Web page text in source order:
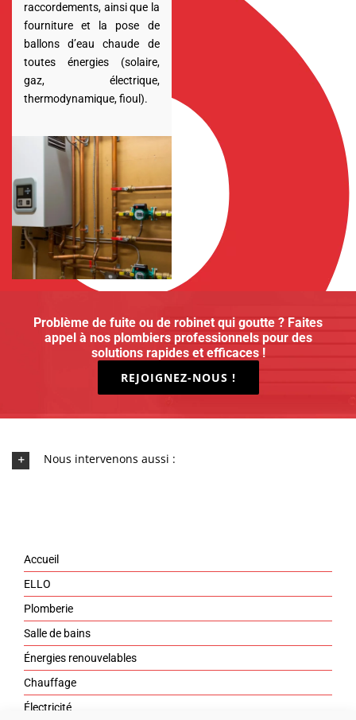
raccordements, ainsi que la
fourniture et la pose de
ballons d’eau chaude de
toutes énergies (solaire,
gaz, électrique,
thermodynamique, fioul).
Problème de fuite ou de robinet qui goutte ? Faites
appel à nos plombiers professionnels pour des
solutions rapides et efficaces !
REJOIGNEZ-NOUS !
Nous intervenons aussi :
Accueil
ELLO
Plomberie
Salle de bains
Énergies renouvelables
Chauffage
Électricité